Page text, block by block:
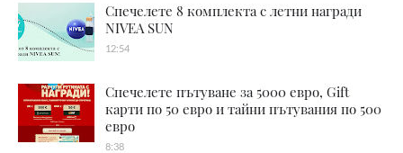
Спечелете 8 комплекта с летни награди
NIVEA SUN
12:54
Спечелете пътуване за 5000 евро, Gift
карти по 50 евро и тайни пътувания по 500
евро
8:38